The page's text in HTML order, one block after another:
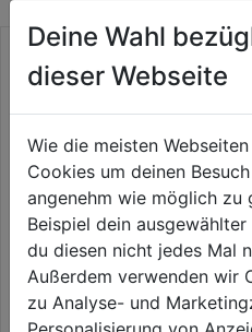
Nachsaatperlen Premium
1,4kg für 50m2
Deine Wahl
dieser Webseite
Wie die meisten
Cookies um deinen
angenehm wie möglich zu
Beispiel dein
du diesen nicht jedes Mal
Außerdem verwenden wir
zu Analyse- und